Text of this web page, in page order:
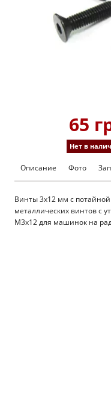
65
Нет в
Описание Фото
Винты 3х12 мм с
металлических винтов с
М3х12 для машинок на